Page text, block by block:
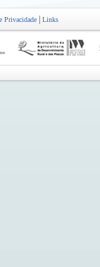
Privacidade Links